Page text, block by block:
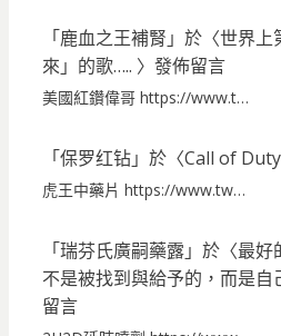
「鹿血之王補腎 」於〈世界上
來」的歌….. 〉發佈留言
美國紅鑽偉哥 https://www.t…
「保罗红钻」於〈Call of
虎王中藥片 https://www.tw…
「瑞芬氏廣嗣藥露」於〈最好
不是被找到與給予的，而是自
留言